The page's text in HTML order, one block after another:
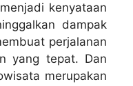
kenyataan
dampak
perjalanan
yang tepat. Dan
merupakan